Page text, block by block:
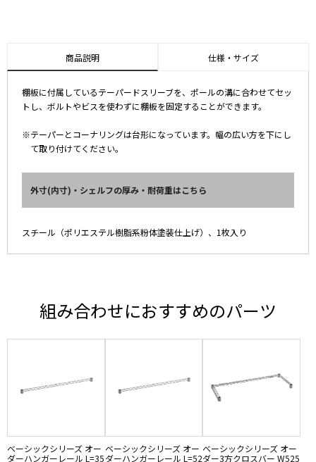
商品説明 仕様・サイズ
棚板に付属しているテーパードスリーブを、ポールの溝に合わせてセッ
トし、ボルトやビスを使わずに棚板を固定することができます。
※テーパーとコーナリングは台形になっています。幅の広い方を下にし
て取り付けてください。
外寸(内寸)・シェルフの厚み・耐荷重はこちら
スチール（ポリエステル樹脂系粉体塗装仕上げ）、1枚入り
組み合わせにおすすめのパーツ
ベーシックシリーズ オー
ダーハンガーレール L=35
ベーシックシリーズ オー
ダーハンガーレール L=52
ベーシックシリーズ オー
ダー3方クロスバー W525